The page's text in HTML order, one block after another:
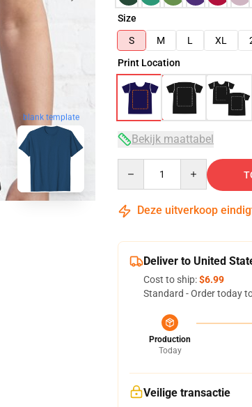
blank template
Size
S
M L XL
Print Location
Bekijk maattabel
Deze uitverkoop
Deliver to United
Cost to ship:$6.99
Standard - Order today
Production
Today
Veilige transactie